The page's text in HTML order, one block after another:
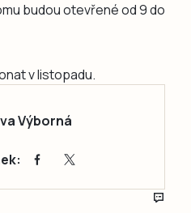
budou otevřené od 9 do
v listopadu.
Výborná